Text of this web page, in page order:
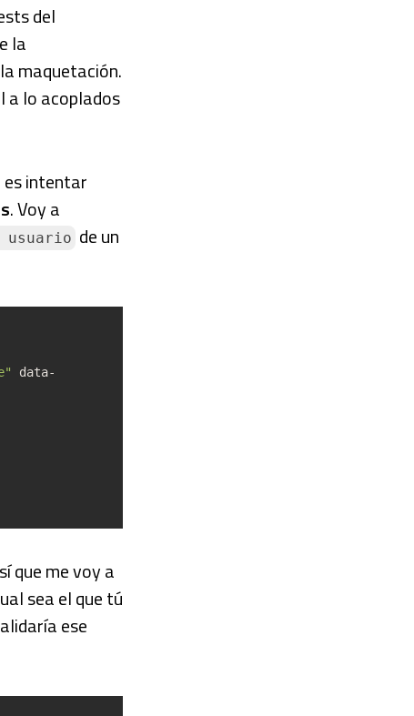
del
la
maquetación.
a lo acoplados
es intentar
. Voy a
usuario de un
data-
que me voy a
sea el que tú
ese